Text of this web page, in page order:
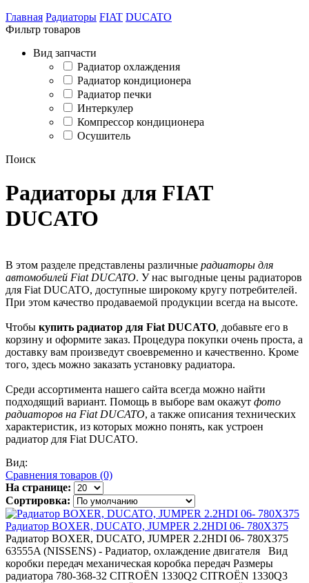
Главная Радиаторы FIAT DUCATO
Фильтр товаров
Вид запчасти
Радиатор охлаждения
Радиатор кондиционера
Радиатор печки
Интеркулер
Компрессор кондиционера
Осушитель
Поиск
Радиаторы для FIAT
DUCATO
В этом разделе представлены различные радиаторы для
автомобилей Fiat DUCATO. У нас выгодные цены радиаторов
для Fiat DUCATO, доступные широкому кругу потребителей.
При этом качество продаваемой продукции всегда на высоте.
Чтобы купить радиатор для Fiat DUCATO, добавьте его в
корзину и оформите заказ. Процедура покупки очень проста, а
доставку вам произведут своевременно и качественно. Кроме
того, здесь можно заказать установку радиатора.
Среди ассортимента нашего сайта всегда можно найти
подходящий вариант. Помощь в выборе вам окажут фото
радиаторов на Fiat DUCATO, а также описания технических
характеристик, из которых можно понять, как устроен
радиатор для Fiat DUCATO.
Вид:
Сравнения товаров (0)
На странице:
Сортировка:
Радиатор BOXER, DUCATO, JUMPER 2.2HDI 06- 780X375
Радиатор BOXER, DUCATO, JUMPER 2.2HDI 06- 780X375
63555A (NISSENS) - Радиатор, охлаждение двигателя Вид
коробки передач механическая коробка передач Размеры
радиатора 780-368-32 CITROËN 1330Q2 CITROËN 1330Q3